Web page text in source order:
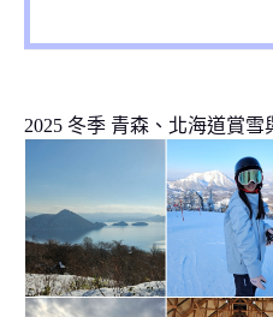
2025 冬季 青森、北海道賞